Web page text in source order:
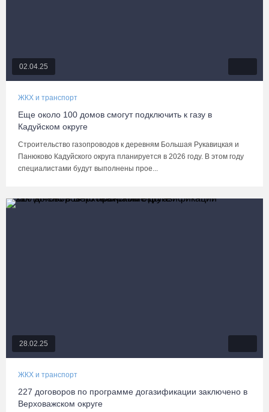
02.04.25
ЖКХ и транспорт
Еще около 100 домов смогут подключить к газу в
Кадуйском округе
Строительство газопроводов к деревням Большая Рукавицкая и
Панюково Кадуйского округа планируется в 2026 году. В этом году
специалистами будут выполнены прое...
28.02.25
ЖКХ и транспорт
227 договоров по программе догазификации заключено в
Верховажском округе